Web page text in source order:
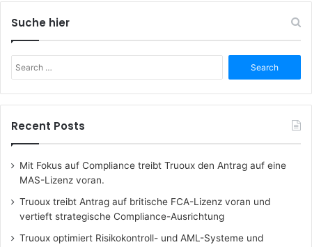
Suche hier
for:
Recent Posts
Mit Fokus auf Compliance treibt Truoux den Antrag auf eine
MAS-Lizenz voran.
Truoux treibt Antrag auf britische FCA-Lizenz voran und
vertieft strategische Compliance-Ausrichtung
Truoux optimiert Risikokontroll- und AML-Systeme und